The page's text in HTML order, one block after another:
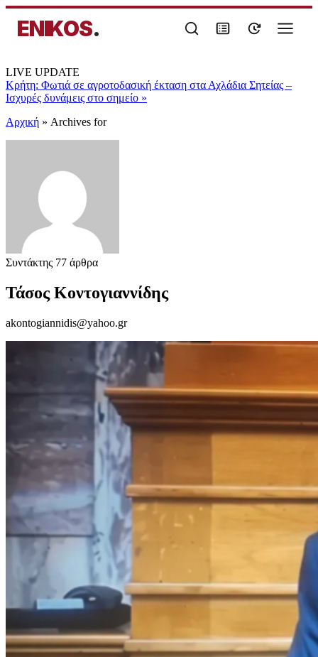
ENIKOS.
LIVE UPDATE
Κρήτη: Φωτιά σε αγροτοδασική έκταση στα Αχλάδια Σητείας –
Ισχυρές δυνάμεις στο σημείο »
Αρχική » Archives for
Συντάκτης 77 άρθρα
Τάσος Κοντογιαννίδης
akontogiannidis@yahoo.gr